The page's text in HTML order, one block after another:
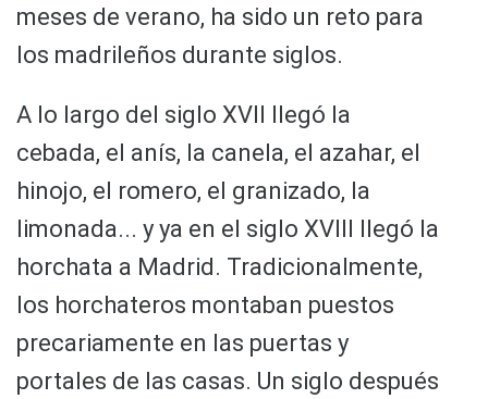
meses de verano, ha sido un reto para
los madrileños durante siglos.
A lo largo del siglo XVII llegó la
cebada, el anís, la canela, el azahar, el
hinojo, el romero, el granizado, la
limonada... y ya en el siglo XVIII llegó la
horchata a Madrid. Tradicionalmente,
los horchateros montaban puestos
precariamente en las puertas y
portales de las casas. Un siglo después